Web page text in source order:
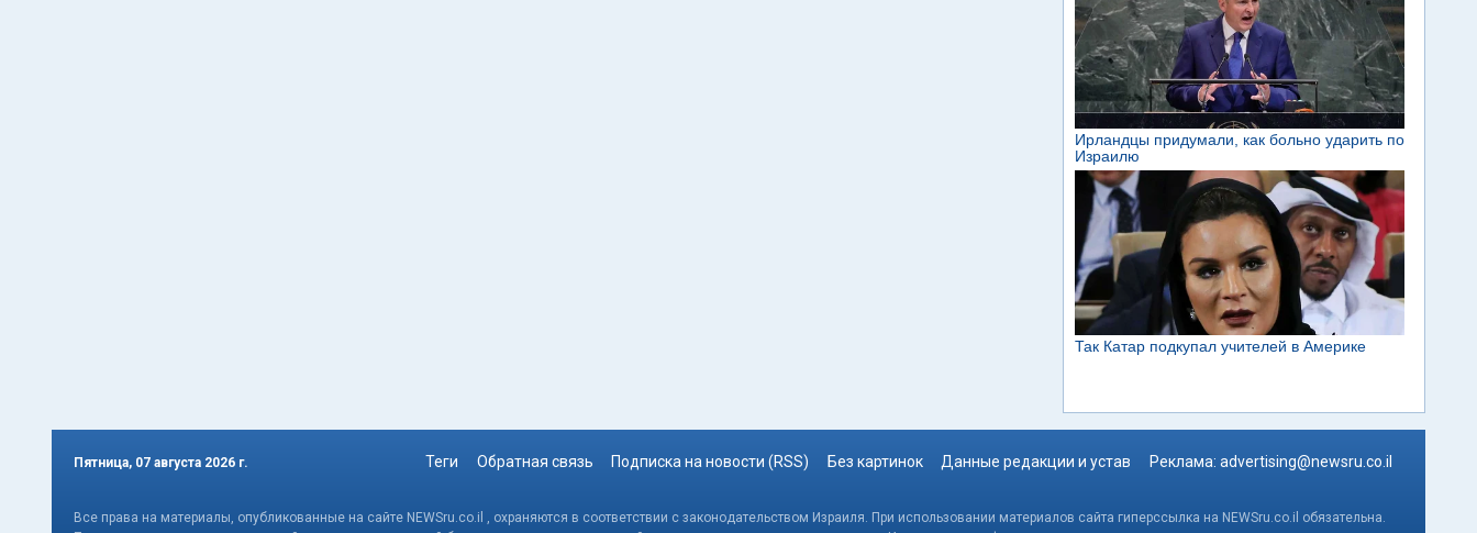
Пятница, 07 августа 2026 г. Теги Обратная связь Подписка на новости (RSS) Без картинок Данные редакции и устав Реклама: advertising@newsru.co.il
Все права на материалы, опубликованные на сайте NEWSru.co.il , охраняются в соответствии с законодательством Израиля. При использовании материалов сайта гиперссылка на NEWSru.co.il обязательна.